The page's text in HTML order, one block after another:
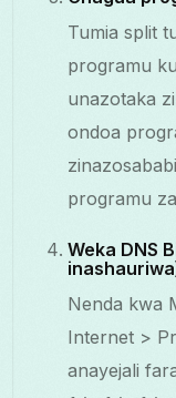
Tumia split
programu
unazotaka
ondoa
programu
Weka DNS
Nenda kwa
Internet >
anayejali